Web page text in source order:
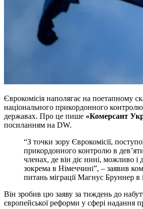
Єврокомісія наполягає на поетапному
національного прикордонного
державах. Про це пише «Комерсант
посиланням на DW.
“З точки зору Єврокомісії,
прикордонного контролю в
членах, де він діє нині, можливо і
зокрема в Німеччині”, – заявив
питань міграції Магнус Бруннер в
Він зробив цю заяву за тиждень до
європейської реформи у сфері надання